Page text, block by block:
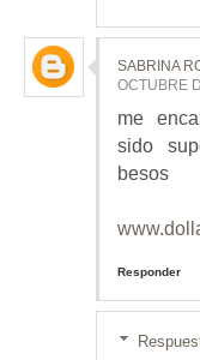
SABRINA
OCTUBRE
me
sido
besos
Responder